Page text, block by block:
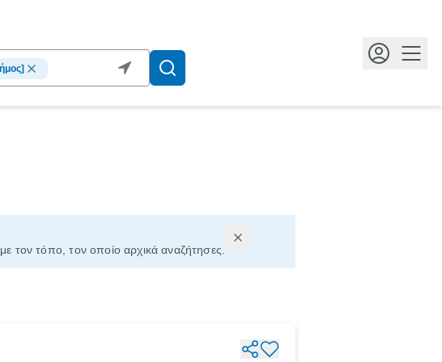
με τον τόπο, τον οποίο αρχικά αναζήτησες.